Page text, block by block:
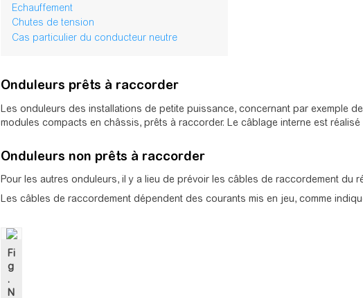
Echauffement
Chutes de tension
Cas particulier du conducteur neutre
Onduleurs prêts à raccorder
Les onduleurs des installations de petite puissance, concernant par exemple
modules compacts en châssis, prêts à raccorder. Le câblage interne est
Onduleurs non prêts à raccorder
Pour les autres onduleurs, il y a lieu de prévoir les câbles de raccordement du
Les câbles de raccordement dépendent des courants mis en jeu, comme
Fi
g
.
N